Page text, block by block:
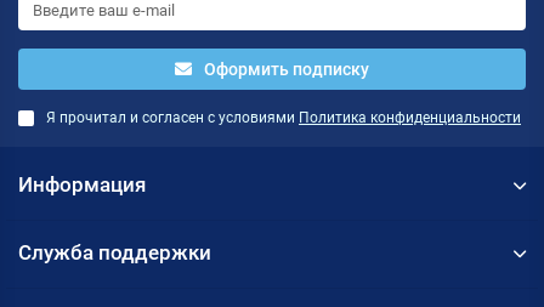
Оформить подписку
Я прочитал и согласен с условиями Политика конфиденциальности
Информация
Служба поддержки